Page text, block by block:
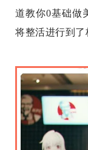
道教你0基础做
将整活进行到了